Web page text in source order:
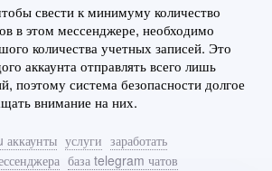
свести к минимуму количество
в этом мессенджере, необходимо
количества учетных записей. Это
аккаунта отправлять всего лишь
поэтому система безопасности долгое
внимание на них.
аккаунты услуги заработать
база telegram чатов